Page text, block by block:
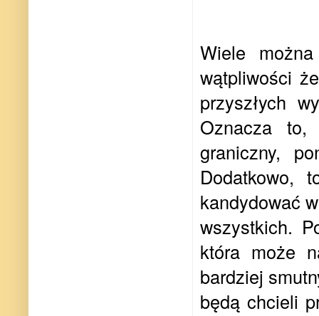
Wiele
wątpliwości
przyszłych
Oznacza
graniczny,
Dodatkowo,
kandydować
wszystkich.
która może
bardziej
będą chcieli